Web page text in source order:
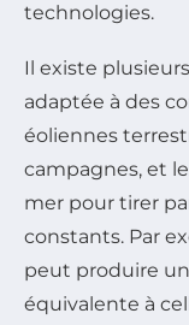
technologies.
Il existe
adaptée à des
éoliennes
campagnes, et
mer pour tirer
constants. Par
peut produire
équivalente à